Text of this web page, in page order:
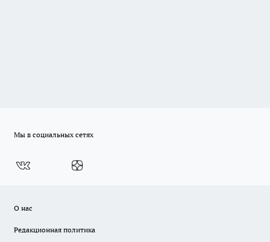
Мы в социальных сетях
О нас
Редакционная политика